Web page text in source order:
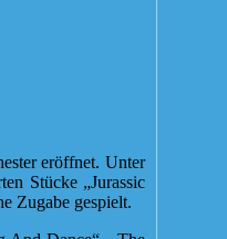
eröffnet. Unter
Stücke „Jurassic
Zugabe gespielt.